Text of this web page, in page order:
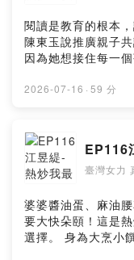
閱讀是教育的根本
陳東玉說推廣親子
因為她想接住每一
到父母的愛。 陳東
Hosting provided
2026-07-16 · 59 分
EP116
臺灣女力
婆婆醬油蛋、麻油
要大快朵頤！這是
選擇。 身為大烹小